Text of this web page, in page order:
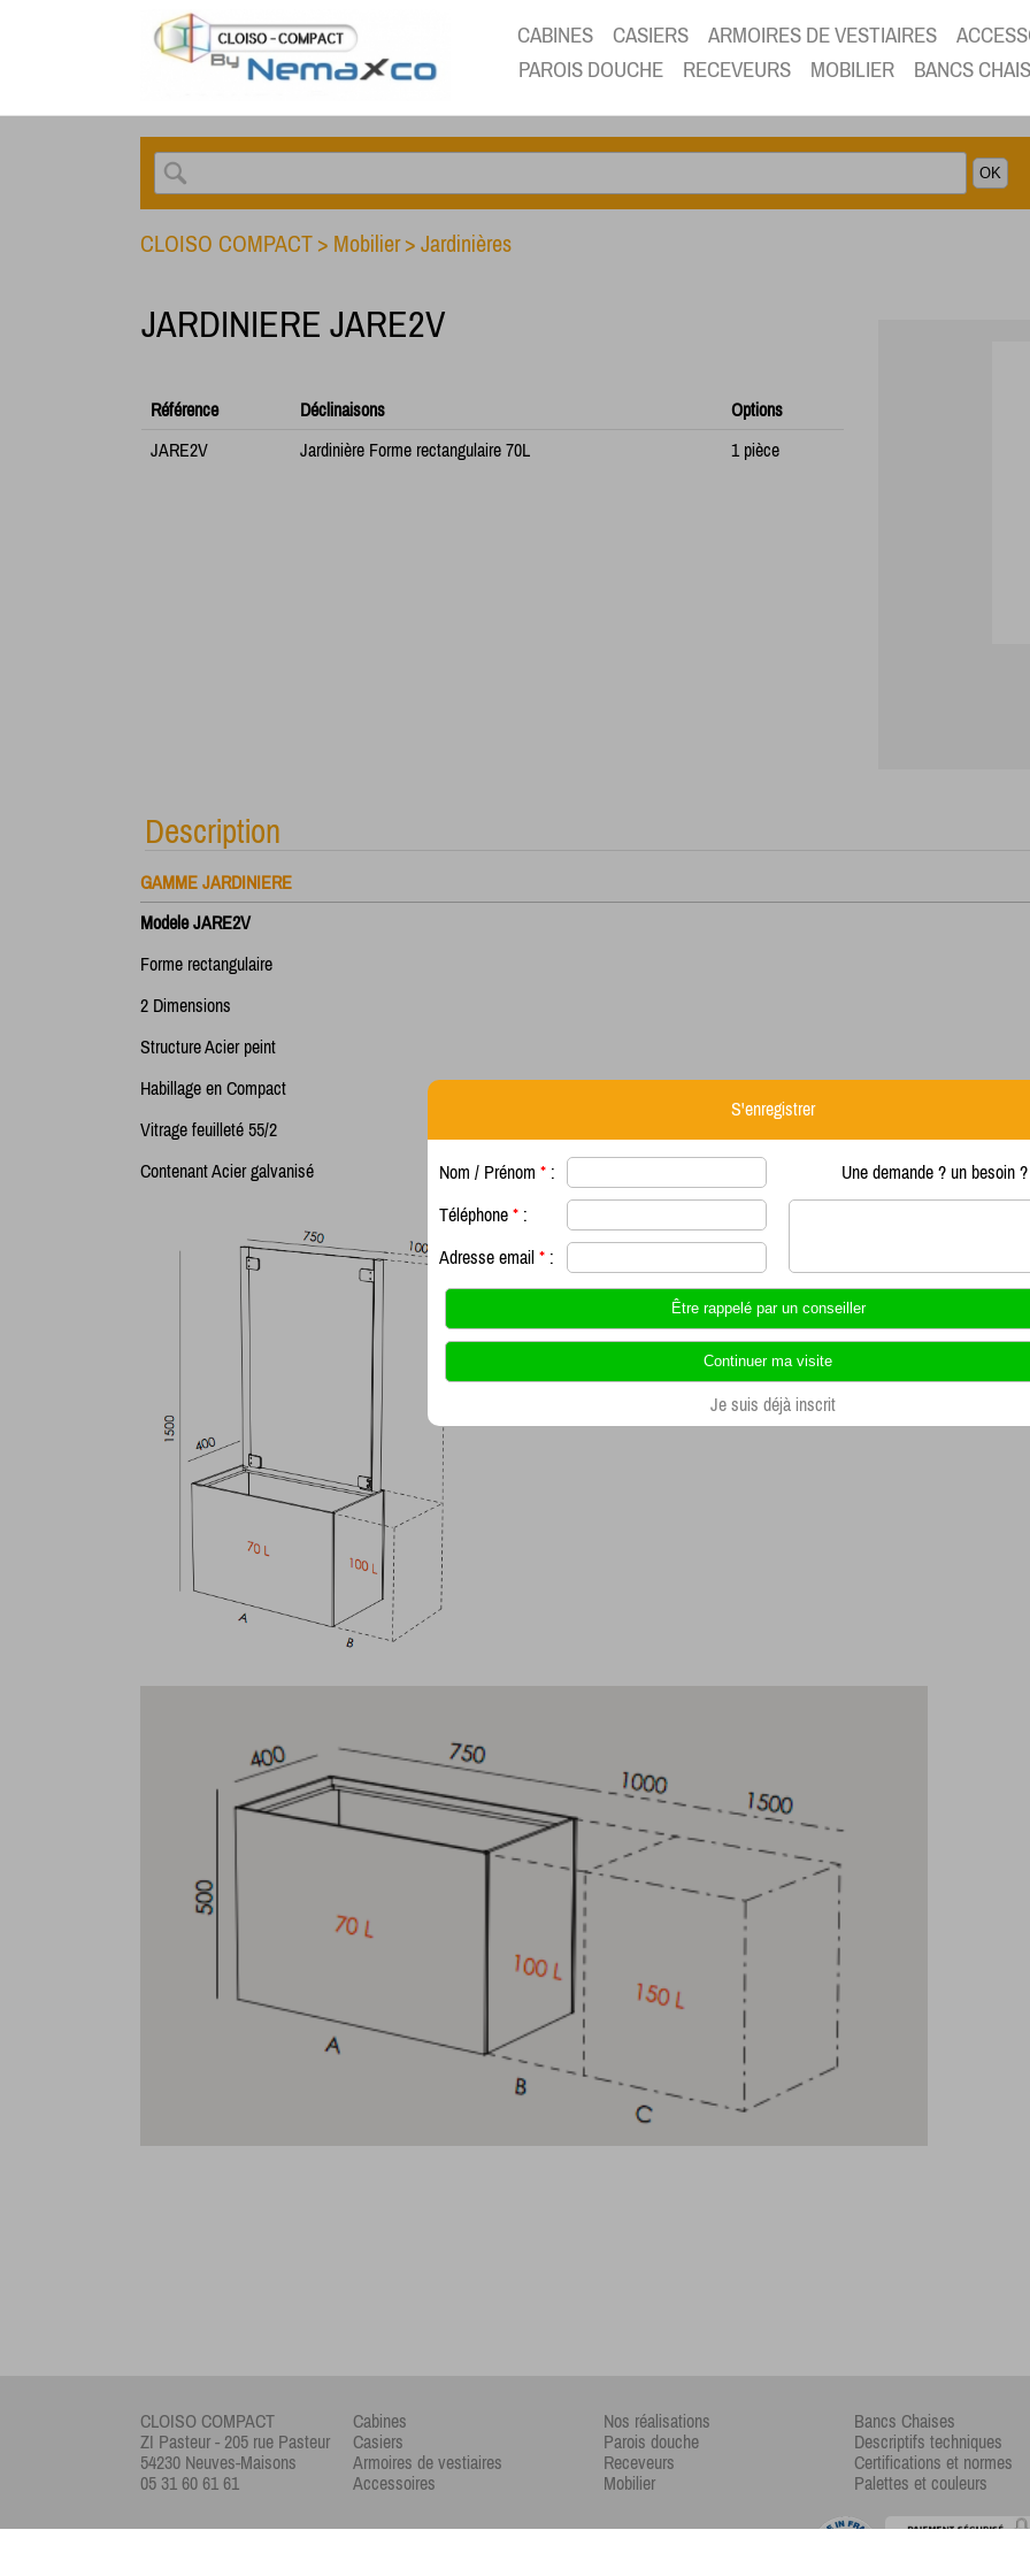
CABINES CASIERS ARMOIRES DE VESTIAIRES
PAROIS DOUCHE
RECEVEURS MOBILIER BANCS
CLOISO COMPACT > Mobilier > Jardinières
JARDINIERE JARE2V
Référence Déclinaisons
Options
JARE2V
Jardinière Forme rectangulaire 70L 1 pièce
Description
GAMME JARDINIERE
Modele JARE2V
Forme rectangulaire
2 Dimensions
Structure Acier peint
Habillage en Compact
Vitrage feuilleté 55/2
Contenant Acier galvanisé
CLOISO COMPACT
ZI Pasteur - 205 rue Pasteur
54230 Neuves-Maisons
05 31 60 61 61
Cabines
Casiers
Armoires de vestiaires
Accessoires
Nos réalisations
Parois douche
Receveurs
Mobilier
Bancs Chaises
Descriptifs techniques
Certifications et normes
Palettes et couleurs
S'enregistrer
Nom / Prénom * :
Téléphone * :
Adresse email * :
Une demande ? un besoin
Je suis déjà inscrit